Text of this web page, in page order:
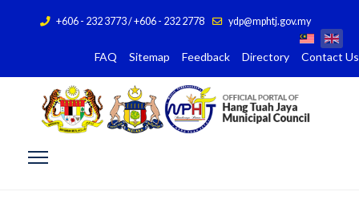
+606 - 232 3773 / +606 - 232 2778 ydp@mphtj.gov.my
FAQ Sitemap Feedback Directory Contact Us